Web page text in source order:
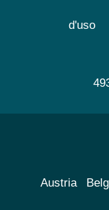
d'uso
Austria